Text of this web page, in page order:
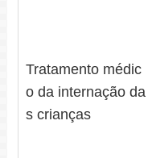
Tratamento médic
o da internação da
s crianças